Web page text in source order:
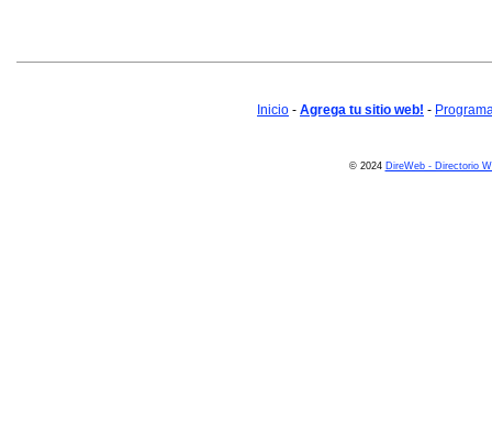
Inicio - Agrega tu sitio web! -
© 2024 DireWeb - Directorio